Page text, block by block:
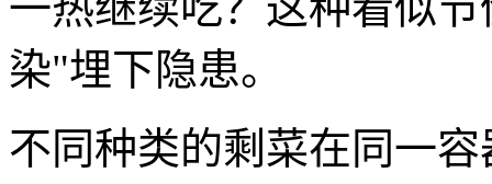
染"埋下隐患。
不同种类的剩菜在同一